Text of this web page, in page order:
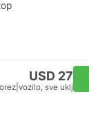
USD 27
vozilo, sve uklj